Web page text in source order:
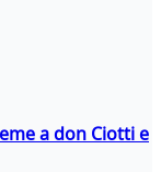
a don Ciotti e